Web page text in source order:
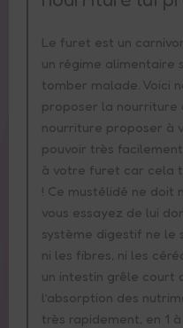
Le furet est un
un régime alimentaire
tomber malade. Voici
proposer la nourriture
nourriture proposer à
pouvoir très
à votre furet car cela
! Ce mustélidé ne doit
vous essayez de lui
système digestif ne le
ni les fibres, ni les
un intestin grêle court
l’absorption des
très rapidement, en 1